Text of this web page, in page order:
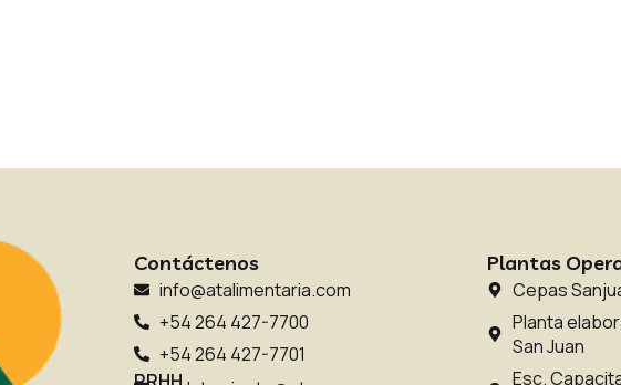
Contáctenos
info@atalimentaria.com
+54 264 427-7700
+54 264 427-7701
Plantas
Cepas
Planta
San Juan
Esc.